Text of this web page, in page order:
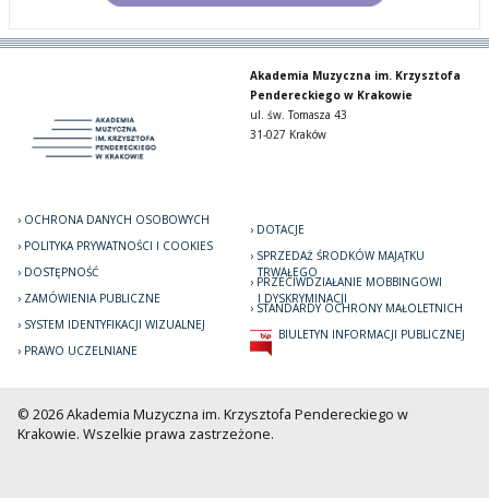
Akademia Muzyczna im. Krzysztofa
Pendereckiego w Krakowie
ul. św. Tomasza 43
31-027 Kraków
OCHRONA DANYCH OSOBOWYCH
POLITYKA PRYWATNOŚCI I COOKIES
DOSTĘPNOŚĆ
ZAMÓWIENIA PUBLICZNE
SYSTEM IDENTYFIKACJI WIZUALNEJ
PRAWO UCZELNIANE
DOTACJE
SPRZEDAŻ ŚRODKÓW MAJĄTKU
TRWAŁEGO
PRZECIWDZIAŁANIE MOBBINGOWI
I DYSKRYMINACJI
STANDARDY OCHRONY MAŁOLETNICH
BIULETYN INFORMACJI PUBLICZNEJ
© 2026 Akademia Muzyczna im. Krzysztofa Pendereckiego w
Krakowie. Wszelkie prawa zastrzeżone.